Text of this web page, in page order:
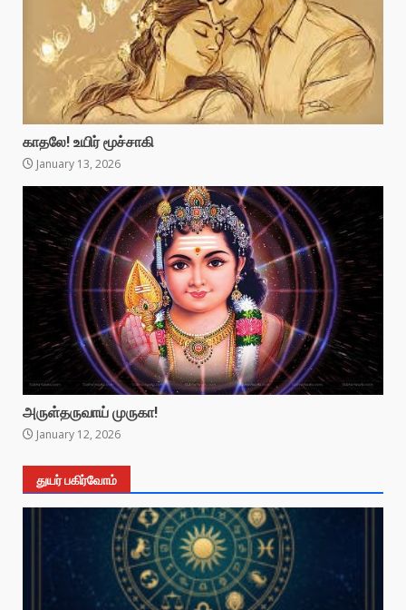
காதலே! உயிர் மூச்சாகி
January 13, 2026
அருள்தருவாய் முருகா!
January 12, 2026
துயர் பகிர்வோம்